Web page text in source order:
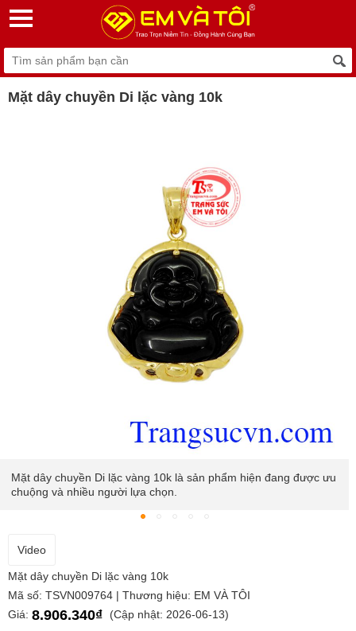
Mặt dây chuyền Di lặc vàng 10k
đang được ưu
Mặt dây chuyền Di lặc vàng 10k được dùng
người thân, bạn bè.
Video
Mặt dây chuyền Di lặc vàng 10k
Mã số: TSVN009764 | Thương hiệu: EM VÀ TÔI
Giá: 8.906.340₫
(Cập nhật: 2026-06-13)